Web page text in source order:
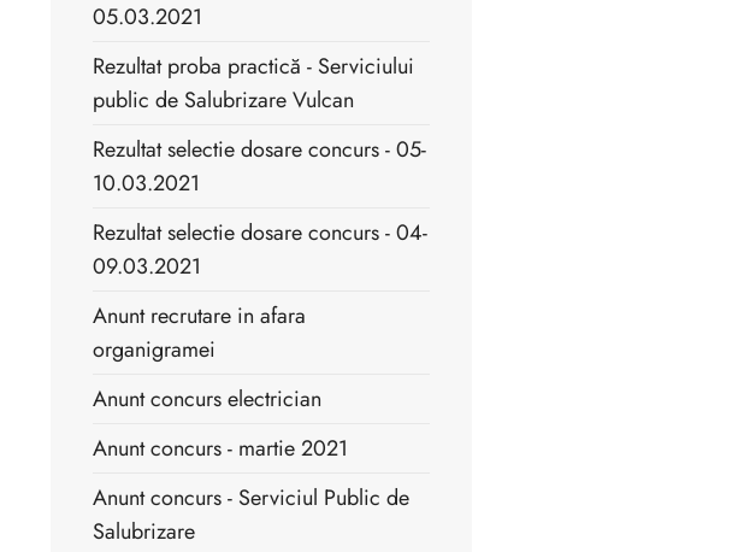
05.03.2021
Rezultat proba practică - Serviciului
public de Salubrizare Vulcan
Rezultat selectie dosare concurs - 05-
10.03.2021
Rezultat selectie dosare concurs - 04-
09.03.2021
Anunt recrutare in afara
organigramei
Anunt concurs electrician
Anunt concurs - martie 2021
Anunt concurs - Serviciul Public de
Salubrizare